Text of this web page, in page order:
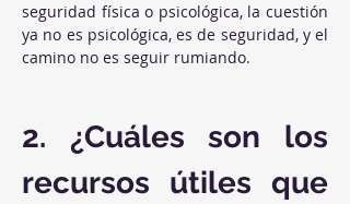
seguridad física o psicológica, la cuestión
ya no es psicológica, es de seguridad, y el
camino no es seguir rumiando.
2. ¿Cuáles son los
recursos útiles que